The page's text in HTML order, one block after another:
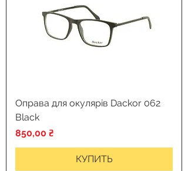
Оправа для окулярів Dackor 062
Black
Цена
850,00 ₴
КУПИТЬ